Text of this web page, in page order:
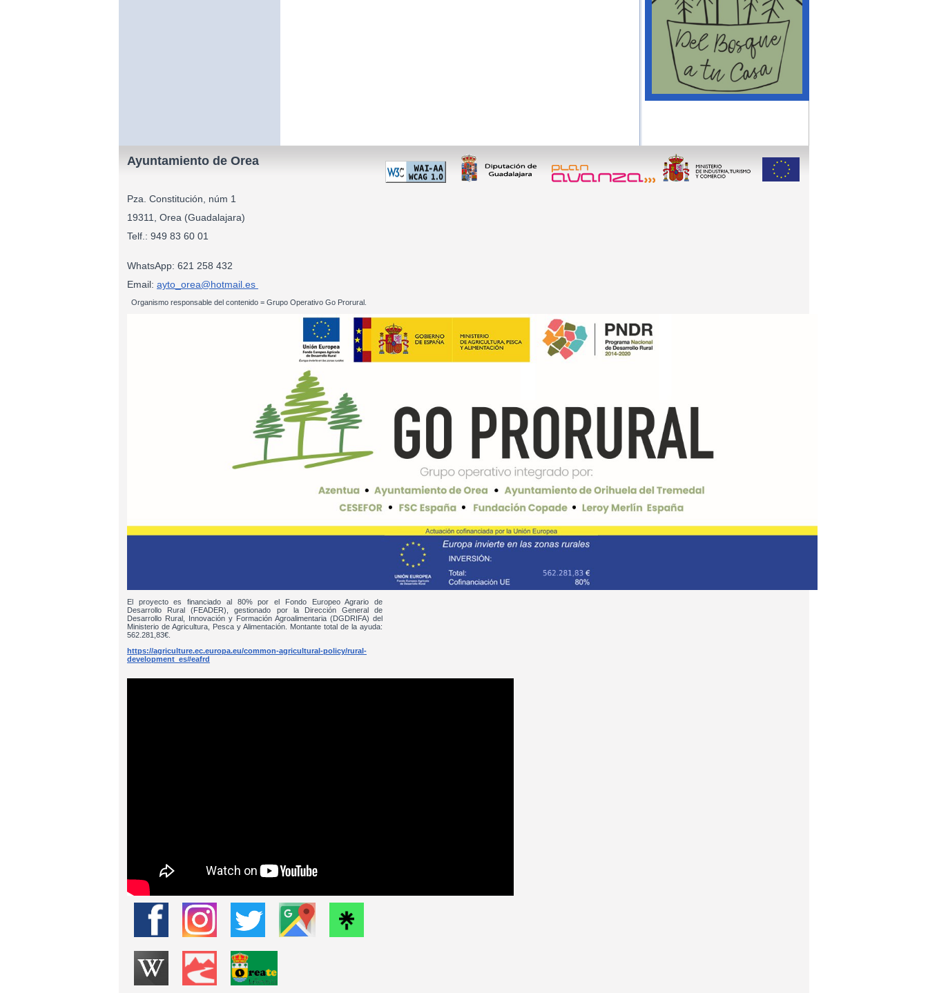
Ayuntamiento de Orea
Pza. Constitución, núm 1
19311, Orea (Guadalajara)
Telf.: 949 83 60 01
WhatsApp: 621 258 432
Email: ayto_orea@hotmail.es
Organismo responsable del contenido = Grupo Operativo Go Prorural.
El proyecto es financiado al 80% por el Fondo Europeo Agrario de
Desarrollo Rural (FEADER), gestionado por la Dirección General de
Desarrollo Rural, Innovación y Formación Agroalimentaria (DGDRIFA) del
Ministerio de Agricultura, Pesca y Alimentación. Montante total de la ayuda:
562.281,83€.
https://agriculture.ec.europa.eu/common-agricultural-policy/rural-
development_es#eafrd